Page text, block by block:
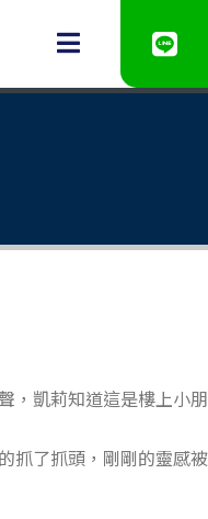
，凱莉知道這是樓上小朋
抓了抓頭，剛剛的靈感被